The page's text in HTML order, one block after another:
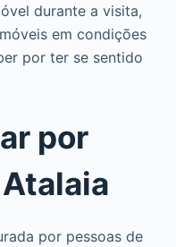
durante a visita,
em condições
por ter se sentido
por
por pessoas de